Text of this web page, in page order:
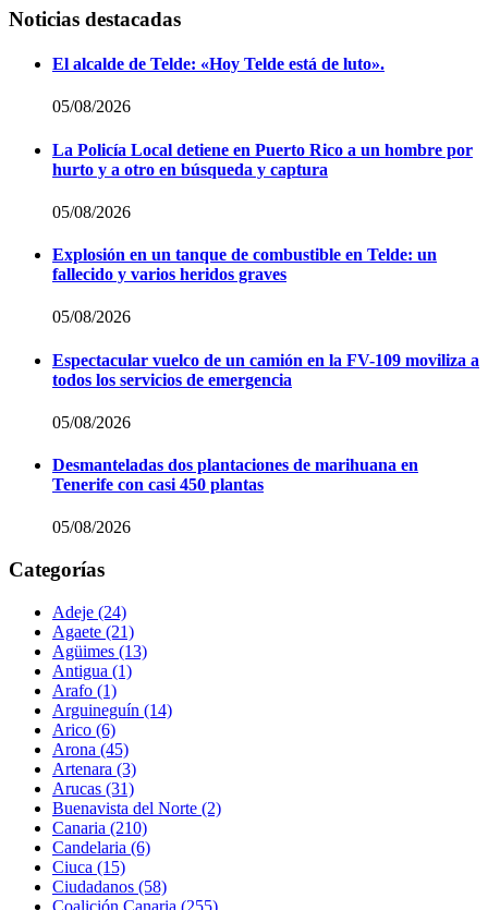
Noticias destacadas
El alcalde de Telde: «Hoy Telde está de luto».
05/08/2026
La Policía Local detiene en Puerto Rico a un hombre por
hurto y a otro en búsqueda y captura
05/08/2026
Explosión en un tanque de combustible en Telde: un
fallecido y varios heridos graves
05/08/2026
Espectacular vuelco de un camión en la FV-109 moviliza a
todos los servicios de emergencia
05/08/2026
Desmanteladas dos plantaciones de marihuana en
Tenerife con casi 450 plantas
05/08/2026
Categorías
Adeje (24)
Agaete (21)
Agüimes (13)
Antigua (1)
Arafo (1)
Arguineguín (14)
Arico (6)
Arona (45)
Artenara (3)
Arucas (31)
Buenavista del Norte (2)
Canaria (210)
Candelaria (6)
Ciuca (15)
Ciudadanos (58)
Coalición Canaria (255)